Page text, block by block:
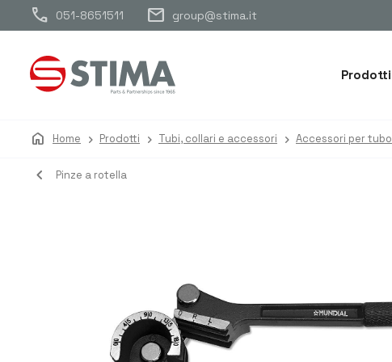
call 051-8651511 mail group@stima.it
Prodotti
home Home Prodotti Tubi, collari e accessori Accessori per tubo
navigate_before Pinze a rotella